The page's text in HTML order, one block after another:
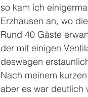
so kam ich
Erzhausen an, wo
Rund 40 Gäste
der mit einigen
deswegen
Nach meinem
aber es war deutlich